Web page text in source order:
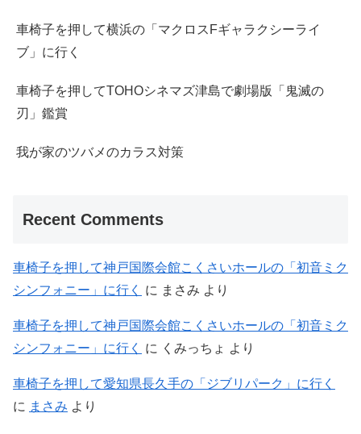
車椅子を押して横浜の「マクロスFギャラクシーライ
ブ」に行く
車椅子を押してTOHOシネマズ津島で劇場版「鬼滅の
刃」鑑賞
我が家のツバメのカラス対策
Recent Comments
車椅子を押して神戸国際会館こくさいホールの「初音ミク
シンフォニー」に行く
に まさみ より
車椅子を押して神戸国際会館こくさいホールの「初音ミク
シンフォニー」に行く
に くみっちょ より
車椅子を押して愛知県長久手の「ジブリパーク」に行く
に まさみ より